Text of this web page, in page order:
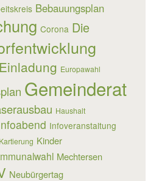
Bebauungsplan
Corona Die
Einladung Europawahl
Gemeinderat
Haushalt
Infoveranstaltung
Kartierung Kinder
Mechtersen
Neubürgertag